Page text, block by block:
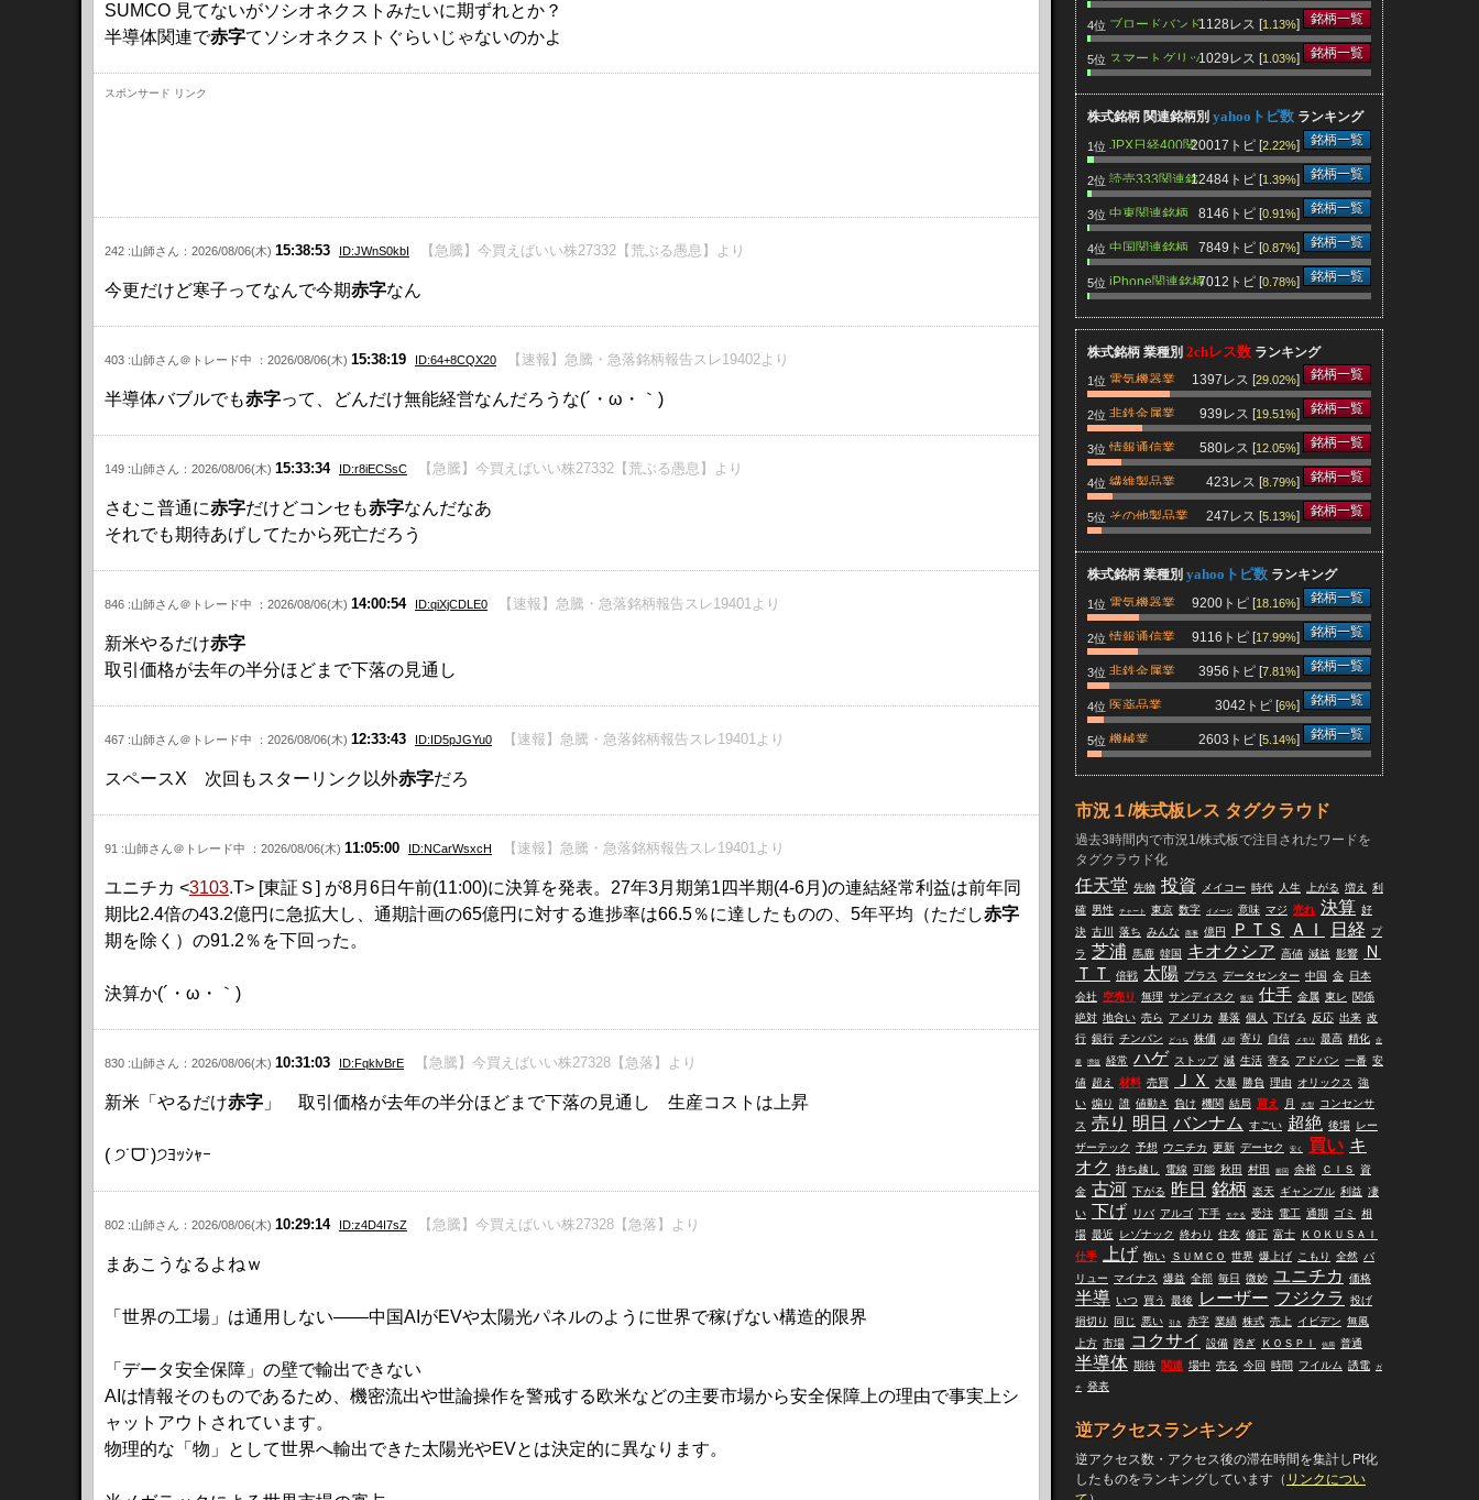
SUMCO 見てないがソシオネクストみたいに期ずれとか？
半導体関連で赤字てソシオネクストぐらいじゃないのかよ
スポンサード リンク
242 :山師さん：2026/08/06(木) 15:38:53 ID:JWnS0kbI 【急騰】今買えばいい株27332【荒ぶる愚息】より
今更だけど寒子ってなんで今期赤字なん
403 :山師さん＠トレード中 ：2026/08/06(木) 15:38:19 ID:64+8CQX20 【速報】急騰・急落銘柄報告スレ19402より
半導体バブルでも赤字って、どんだけ無能経営なんだろうな(´・ω・｀)
149 :山師さん：2026/08/06(木) 15:33:34 ID:r8iECSsC 【急騰】今買えばいい株27332【荒ぶる愚息】より
さむこ普通に赤字だけどコンセも赤字なんだなあ
それでも期待あげしてたから死亡だろう
846 :山師さん＠トレード中 ：2026/08/06(木) 14:00:54 ID:qiXjCDLE0 【速報】急騰・急落銘柄報告スレ19401より
新米やるだけ赤字
取引価格が去年の半分ほどまで下落の見通し
467 :山師さん＠トレード中 ：2026/08/06(木) 12:33:43 ID:ID5pJGYu0 【速報】急騰・急落銘柄報告スレ19401より
スペースX 次回もスターリンク以外赤字だろ
91 :山師さん＠トレード中 ：2026/08/06(木) 11:05:00 ID:NCarWsxcH 【速報】急騰・急落銘柄報告スレ19401より
ユニチカ <3103.T> [東証Ｓ] が8月6日午前(11:00)に決算を発表。27年3月期第1四半期(4-6月)の連結経常利益は前年同
期比2.4倍の43.2億円に急拡大し、通期計画の65億円に対する進捗率は66.5％に達したものの、5年平均（ただし赤字
期を除く）の91.2％を下回った。
決算か(´・ω・｀)
830 :山師さん：2026/08/06(木) 10:31:03 ID:FqklvBrE 【急騰】今買えばいい株27328【急落】より
新米「やるだけ赤字 」 取引価格が去年の半分ほどまで下落の見通し 生産コストは上昇
( ੭˙ᗜ˙)੭ﾖｯｼｬｰ
802 :山師さん：2026/08/06(木) 10:29:14 ID:z4D4I7sZ 【急騰】今買えばいい株27328【急落】より
まあこうなるよねｗ
「世界の工場」は通用しない――中国AIがEVや太陽光パネルのように世界で稼げない構造的限界
「データ安全保障」の壁で輸出できない
AIは情報そのものであるため、機密流出や世論操作を警戒する欧米などの主要市場から安全保障上の理由で事実上シ
ャットアウトされています。
物理的な「物」として世界へ輸出できた太陽光やEVとは決定的に異なります。
柄
4位 ブロードバンド
関連銘柄
1128レス [1.13%] 銘柄一覧
5位 スマートグリッ
ド関連銘柄
1029レス [1.03%] 銘柄一覧
株式銘柄 関連銘柄別 yahooトピ数 ランキング
1位 JPX日経400関
連銘柄
20017トピ [2.22%] 銘柄一覧
2位 読売333関連銘
柄
12484トピ [1.39%] 銘柄一覧
3位 中東関連銘柄 8146トピ [0.91%] 銘柄一覧
4位 中国関連銘柄 7849トピ [0.87%] 銘柄一覧
5位 iPhone関連銘柄7012トピ [0.78%] 銘柄一覧
株式銘柄 業種別 2chレス数 ランキング
1位 電気機器業 1397レス [29.02%] 銘柄一覧
2位 非鉄金属業 939レス [19.51%] 銘柄一覧
3位 情報通信業 580レス [12.05%] 銘柄一覧
4位 繊維製品業 423レス [8.79%] 銘柄一覧
5位 その他製品業 247レス [5.13%] 銘柄一覧
株式銘柄 業種別 yahooトピ数 ランキング
1位 電気機器業 9200トピ [18.16%] 銘柄一覧
2位 情報通信業 9116トピ [17.99%] 銘柄一覧
3位 非鉄金属業 3956トピ [7.81%] 銘柄一覧
4位 医薬品業 3042トピ [6%] 銘柄一覧
5位 機械業 2603トピ [5.14%] 銘柄一覧
市況１/株式板レス タグクラウド
過去3時間内で市況1/株式板で注目されたワードを
タグクラウド化
任天堂 先物 投資 メイコー 時代 人生 上がる 増え
利
確 男性 チャート 東京 数字 イメージ 意味 マジ 売れ 決算 好
決 古川 落ち みんな 商事 億円 ＰＴＳ ＡＩ 日経
プ
ラ 芝浦 馬鹿 韓国 キオクシア 高値 減益 影響
Ｎ
ＴＴ
倍戦 太陽 プラス データセンター 中国 金 日本
会社 空売り 無理 サンディスク 復活 仕手 金属 東レ
関係
絶対 地合い 売ら アメリカ 暴落 個人 下げる 反応 出来 改
行 銀行 チンパン どっち 株価 人間 寄り 自信 メモリ 最高 精化 企
業 増益 経常 ハゲ ストップ 減 生活 寄る アドバン 一番 安
値 超え 材料 売買 ＪＸ 大暴 勝負 理由 オリックス
強
い 煽り 誰 値動き 負け 機関 結局 買え 月 大型
コンセンサ
ス
売り 明日 バンナム すごい 超絶 後場 レー
ザーテック
予想 ウニチカ 更新 デーセク 安く 買い キ
オク
持ち越し 電線 可能 秋田 村田 前回 余裕 ＣＩＳ
資
金 古河 下がる 昨日 銘柄 楽天 ギャンブル 利益 凄
い 下げ リバ アルゴ 下手 モテる 受注 電工 通期 ゴミ
相
場 最近 レゾナック 終わり 住友 修正 富士
ＫＯＫＵＳＡＩ
仕手
上げ 怖い ＳＵＭＣＯ 世界 爆上げ こもり 全然 バ
リュー マイナス 爆益 全部 毎日 微妙 ユニチカ 価格
半導 いつ 買う 最後 レーザー フジクラ
投げ
損切り
同じ 悪い 引き 赤字 業績 株式 売上 イビデン 無風
上方 市場 コクサイ 設備 跨ぎ ＫＯＳＰＩ 信用 普通
半導体 期待 関連 場中 売る 今回 時間 フイルム 誘電 ガ
チ 発表
逆アクセスランキング
逆アクセス数・アクセス後の滞在時間を集計しPt化
したものをランキングしています（ リンクについ